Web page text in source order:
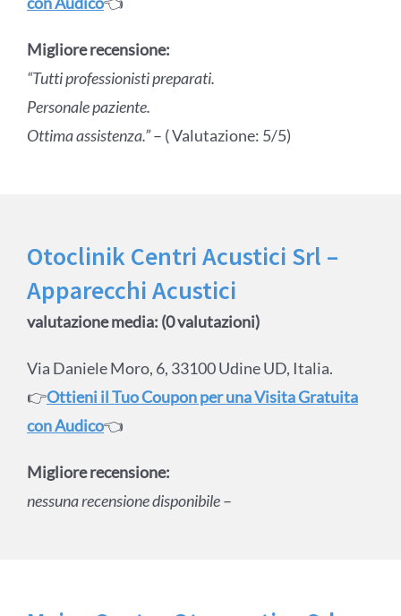
Migliore recensione:
“Tutti professionisti preparati.
Personale paziente.
Ottima assistenza.”– ( Valutazione: 5/5)
Otoclinik Centri Acustici Srl –
Apparecchi Acustici
valutazione media: (0 valutazioni)
Via Daniele Moro, 6, 33100 Udine UD, Italia.
👉Ottieni il Tuo Coupon per una Visita Gratuita
con Audico👈
Migliore recensione:
nessuna recensione disponibile–